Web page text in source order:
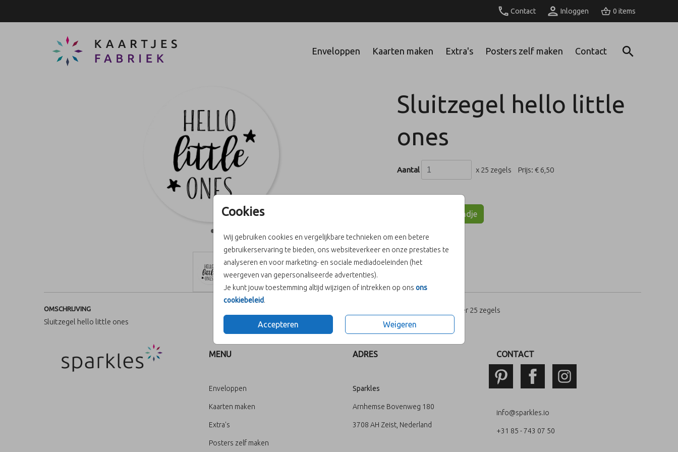
Contact Inloggen 0
Enveloppen Kaarten maken Extra's Posters zelf maken Contact
Cookies
Wij gebruiken cookies en vergelijkbare technieken om een betere
gebruikerservaring te bieden, ons websiteverkeer en onze prestaties te
analyseren en voor marketing- en sociale mediadoeleinden (het
weergeven van gepersonaliseerde advertenties).
Je kunt jouw toestemming altijd wijzigen of intrekken op ons ons
cookiebeleid.
Accepteren Weigeren
Sluitzegel hello little
ones
Aantal x 25 zegels Prijs: € 6,50
In winkelmandje
OMSCHRIJVING
Sluitzegel hello little ones
per 25 zegels
MENU
Enveloppen
Kaarten maken
Extra's
Posters zelf maken
ADRES
Sparkles
Arnhemse Bovenweg 180
3708 AH Zeist, Nederland
CONTACT
info@sparkles.io
+31 85 - 743 07 50